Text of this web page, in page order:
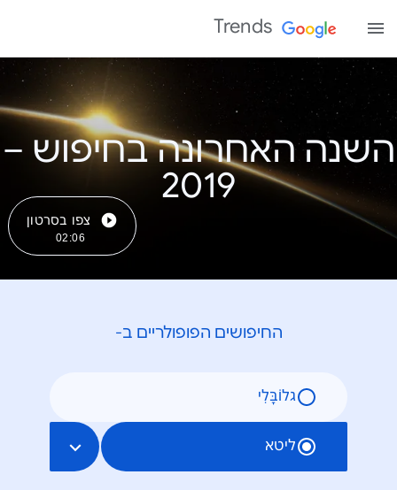
Trends
השנה האחרונה בחיפוש –
צפו בסרטון
02:06
החיפושים הפופולריים ב-
גלוֹבָּלִי
ליטא